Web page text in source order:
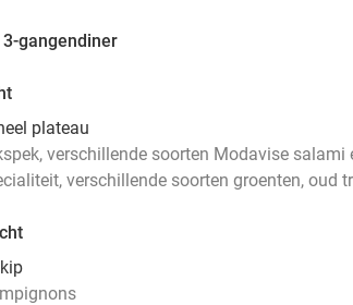
gangendiner
plateau
verschillende soorten Modavise salami
verschillende soorten groenten, oud